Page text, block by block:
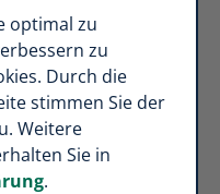
optimal zu
zu
Durch die
stimmen Sie der
Weitere
Sie in
.
mit